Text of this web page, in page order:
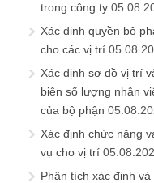
trong công ty
Xác định quyền bộ
cho các vị trí
Xác định sơ đồ vị trí
biên số lượng nhân
của bộ phận
Xác định chức năng
vụ cho vị trí
Phân tích xác định